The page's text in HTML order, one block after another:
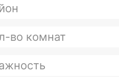
во комнат